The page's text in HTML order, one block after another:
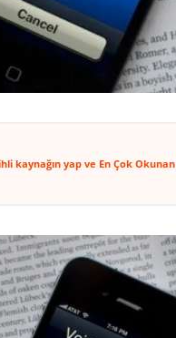
kaynağın yap ve En Çok Okunan